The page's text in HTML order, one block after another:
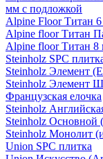
мм с подложкой
Alpine Floor Титан
Alpine floor Титан
Alpine floor Титан 8
Steinholz SPC
Steinholz Элемент
Steinholz Элемент
Французская елочка
Steinholz
Steinholz Основной
Steinholz Монолит
Union SPC плитка